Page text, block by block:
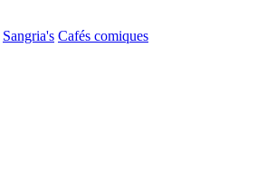
Sangria's Cafés comiques